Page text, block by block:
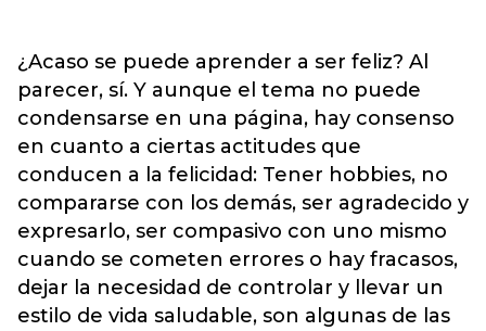
¿Acaso se puede aprender a ser feliz? Al
parecer, sí. Y aunque el tema no puede
condensarse en una página, hay consenso
en cuanto a ciertas actitudes que
conducen a la felicidad: Tener hobbies, no
compararse con los demás, ser agradecido y
expresarlo, ser compasivo con uno mismo
cuando se cometen errores o hay fracasos,
dejar la necesidad de controlar y llevar un
estilo de vida saludable, son algunas de las